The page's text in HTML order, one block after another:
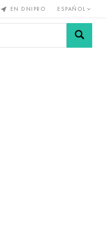
EN DNIPRO ESPAÑOL
Mallas y